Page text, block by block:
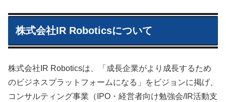
株式会社IR Roboticsについて
株式会社IR Roboticsは、「成長企業がより成長するため
のビジネスプラットフォームになる」をビジョンに掲げ、
コンサルティング事業（IPO・経営者向け勉強会/IR活動支